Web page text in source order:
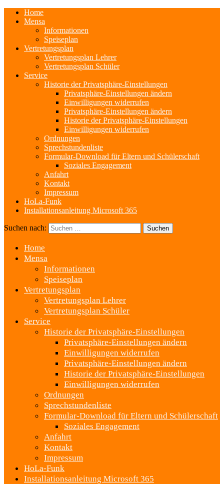
Home
Mensa
Informationen
Speiseplan
Vertretungsplan
Vertretungsplan Lehrer
Vertretungsplan Schüler
Service
Historie der Privatsphäre-Einstellungen
Privatsphäre-Einstellungen ändern
Einwilligungen widerrufen
Privatsphäre-Einstellungen ändern
Historie der Privatsphäre-Einstellungen
Einwilligungen widerrufen
Ordnungen
Sprechstundenliste
Formular-Download für Eltern und Schülerschaft
Soziales Engagement
Anfahrt
Kontakt
Impressum
HoLa-Funk
Installationsanleitung Microsoft 365
Suchen nach:
Home
Mensa
Informationen
Speiseplan
Vertretungsplan
Vertretungsplan Lehrer
Vertretungsplan Schüler
Service
Historie der Privatsphäre-Einstellungen
Privatsphäre-Einstellungen ändern
Einwilligungen widerrufen
Privatsphäre-Einstellungen ändern
Historie der Privatsphäre-Einstellungen
Einwilligungen widerrufen
Ordnungen
Sprechstundenliste
Formular-Download für Eltern und Schülerschaft
Soziales Engagement
Anfahrt
Kontakt
Impressum
HoLa-Funk
Installationsanleitung Microsoft 365